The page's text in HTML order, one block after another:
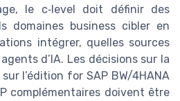
le c‑level doit définir des
domaines business cibler en
intégrer, quelles sources
d’IA. Les décisions sur la
l’édition for SAP BW/4HANA
complémentaires doivent être